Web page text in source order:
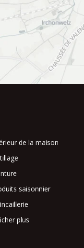
de la maison
saisonnier
plus